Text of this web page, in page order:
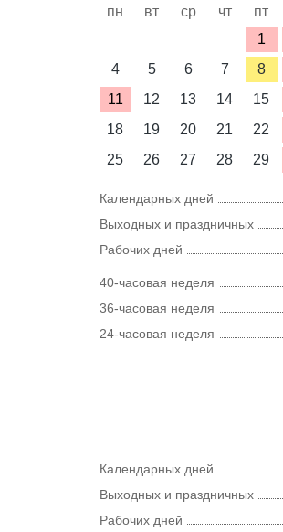
пн вт ср чт пт
1
4
5 6 7 8
11
12 13 14 15
18
19 20 21 22
25
26 27 28 29
Календарных дней
Выходных и праздничных
Рабочих дней
40-часовая неделя
36-часовая неделя
24-часовая неделя
Календарных дней
Выходных и праздничных
Рабочих дней